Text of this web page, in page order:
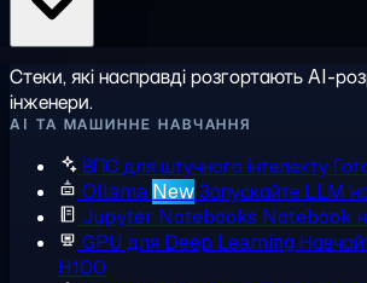
Стеки, які насправді розгортають AI-
інженери.
AI ТА МАШИННЕ НАВЧАННЯ
ВПС для штучного інтелекту
Ollama NewЗапускайте LLM
Jupyter Notebooks Notebook
GPU для Deep Learning
H100